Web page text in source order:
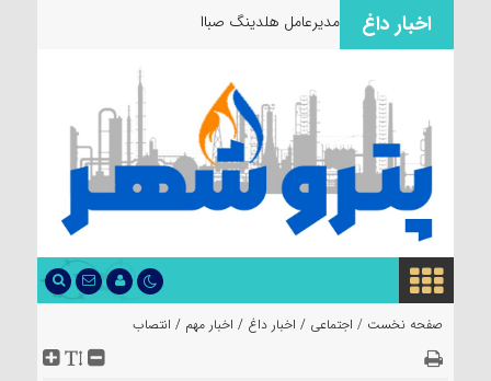
اخبار داغ مدیرعامل هلدینگ صباانرژی از مو
صفحه نخست / اجتماعی / اخبار داغ / اخبار مهم / انتصاب